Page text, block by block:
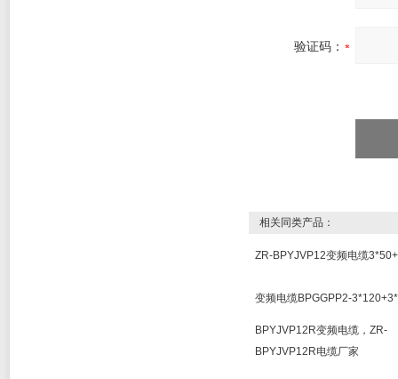
验证码：
相关同类产品：
ZR-BPYJVP12变频电缆
变频电缆BPGGPP2-
BPYJVP12R变频电缆，ZR-
BPYJVP12R电缆厂家